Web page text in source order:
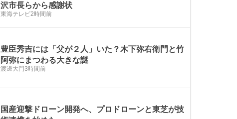
沢市長らから感謝状
東海テレビ2時間前
豊臣秀吉には「父が２人」いた？木下弥右衛門と竹
阿弥にまつわる大きな謎
渡邊大門3時間前
国産迎撃ドローン開発へ、プロドローンと東芝が技